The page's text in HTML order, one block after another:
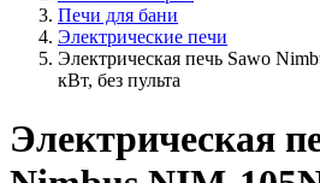
Печи для бани
Электрические печи
Электрическая печь Sawo
кВт, без пульта
Электрическая